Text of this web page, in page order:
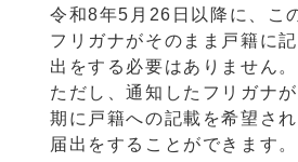
令和8年5月26日以降に、こ
フリガナがそのまま戸籍に
出をする必要はありません。
ただし、通知したフリガナ
期に戸籍への記載を希望さ
届出をすることができます。